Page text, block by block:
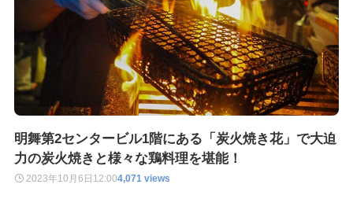
明舞第2センタービル1階にある「炭火焼き花」で大迫
力の炭火焼きと様々な鶏料理を堪能！
2023年10月6日 12:004,071 views